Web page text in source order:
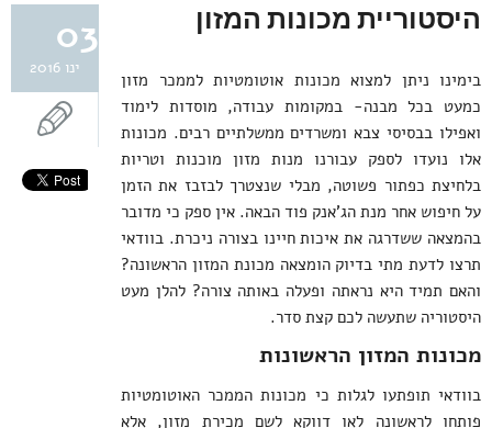
03
ינו 2016
היסטוריית מכונות המזון
בימינו ניתן למצוא מכונות אוטומטיות לממכר מזון
כמעט בכל מבנה- במקומות עבודה, מוסדות לימוד
ואפילו בבסיסי צבא ומשרדים ממשלתיים רבים. מכונות
אלו נועדו לספק עבורנו מנות מזון מוכנות וטריות
בלחיצת כפתור פשוטה, מבלי שנצטרך לבזבז את הזמן
על חיפוש אחר מנת הג'אנק פוד הבאה. אין ספק כי מדובר
בהמצאה ששדרגה את איכות חיינו בצורה ניכרת. בוודאי
תרצו לדעת מתי בדיוק הומצאה מכונת המזון הראשונה?
והאם תמיד היא נראתה ופעלה באותה צורה? להלן מעט
היסטוריה שתעשה לכם קצת סדר.
מכונות המזון הראשונות
בוודאי תופתעו לגלות כי מכונות הממכר האוטומטיות
פותחו לראשונה לאו דווקא לשם מכירת מזון, אלא